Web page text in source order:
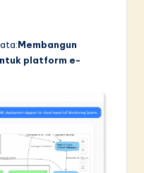
Membangun
platform e-